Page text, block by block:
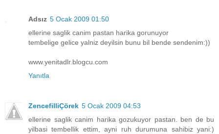
Adsız 5 Ocak 2009 01:50
ellerine saglik canim pastan harika gorunuyor
tembelige gelice yalniz deyilsin bunu bil bende sendenim:))
www.yenitadlr.blogcu.com
Yanıtla
ZencefilliÇörek 5 Ocak 2009 04:53
ellerine saglik canim harika gozukuyor pastan. ben de bu
yilbasi tembellik ettim, ayni ruh durumuna sahibiz yani:)